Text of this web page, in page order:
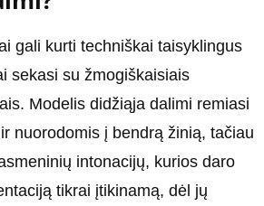
gali kurti techniškai taisyklingus
sekasi su žmogiškaisiais
Modelis didžiąja dalimi remiasi
nuorodomis į bendrą žinią, tačiau
intonacijų, kurios daro
tikrai įtikinamą, dėl jų